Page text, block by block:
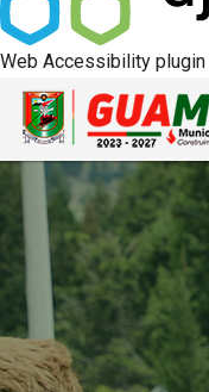
Web Accessibility plugin